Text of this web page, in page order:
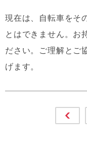
現在は、自転車をそ
とはできません。お
ださい。ご理解とご
げます。